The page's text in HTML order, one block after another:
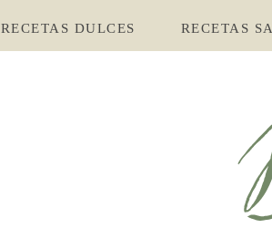
RECETAS DULCES RECETAS